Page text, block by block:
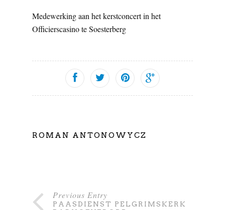
Medewerking aan het kerstconcert in het
Officierscasino te Soesterberg
ROMAN ANTONOWYCZ
Previous Entry
PAASDIENST PELGRIMSKERK